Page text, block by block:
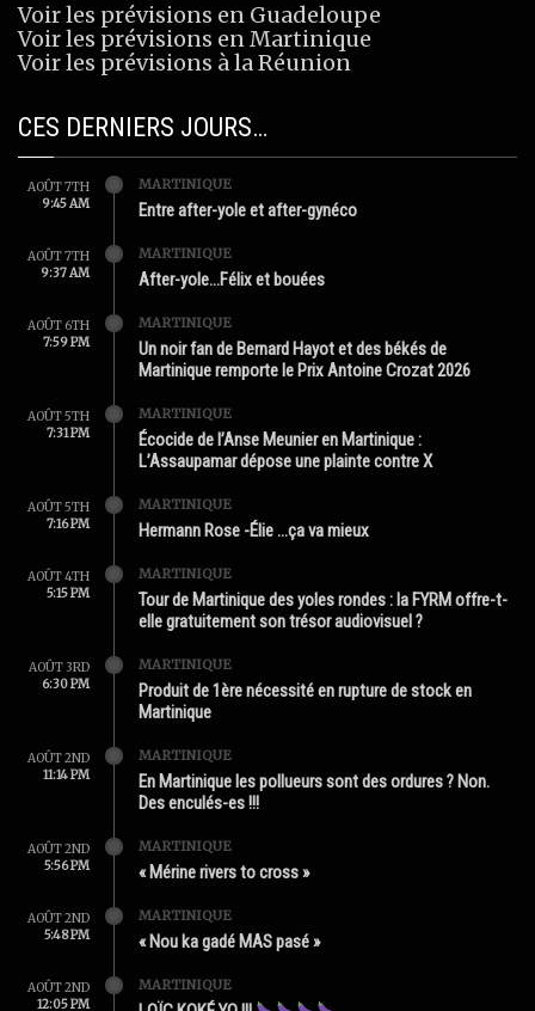
Voir les prévisions en Guadeloupe
Voir les prévisions en Martinique
Voir les prévisions à la Réunion
CES DERNIERS JOURS…
AOÛT 7TH
9:45 AM
MARTINIQUE
Entre after-yole et after-gynéco
AOÛT 7TH
9:37 AM
MARTINIQUE
After-yole…Félix et bouées
AOÛT 6TH
7:59 PM
MARTINIQUE
Un noir fan de Bernard Hayot et des békés de
Martinique remporte le Prix Antoine Crozat 2026
AOÛT 5TH
7:31 PM
MARTINIQUE
Écocide de l’Anse Meunier en Martinique :
L’Assaupamar dépose une plainte contre X
AOÛT 5TH
7:16 PM
MARTINIQUE
Hermann Rose -Élie …ça va mieux
AOÛT 4TH
5:15 PM
MARTINIQUE
Tour de Martinique des yoles rondes : la FYRM offre-t-
elle gratuitement son trésor audiovisuel ?
AOÛT 3RD
6:30 PM
MARTINIQUE
Produit de 1ère nécessité en rupture de stock en
Martinique
AOÛT 2ND
11:14 PM
MARTINIQUE
En Martinique les pollueurs sont des ordures ? Non.
Des enculés-es !!!
AOÛT 2ND
5:56 PM
MARTINIQUE
« Mérine rivers to cross »
AOÛT 2ND
5:48 PM
MARTINIQUE
« Nou ka gadé MAS pasé »
AOÛT 2ND
12:05 PM
MARTINIQUE